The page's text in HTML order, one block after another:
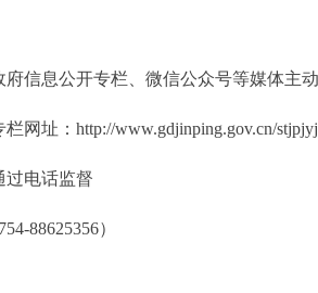
息公开专栏、微信公众号等媒体主
址：http://www.gdjinping.gov.cn/
电话监督
）